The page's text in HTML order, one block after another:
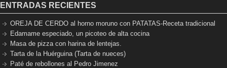
ENTRADAS RECIENTES
OREJA DE CERDO al horno moruno con PATATAS-Receta tradicional
Edamame especiado, un picoteo de alta cocina
Masa de pizza con harina de lentejas.
Tarta de la Huérguina (Tarta de nueces)
Paté de rebollones al Pedro Jimenez